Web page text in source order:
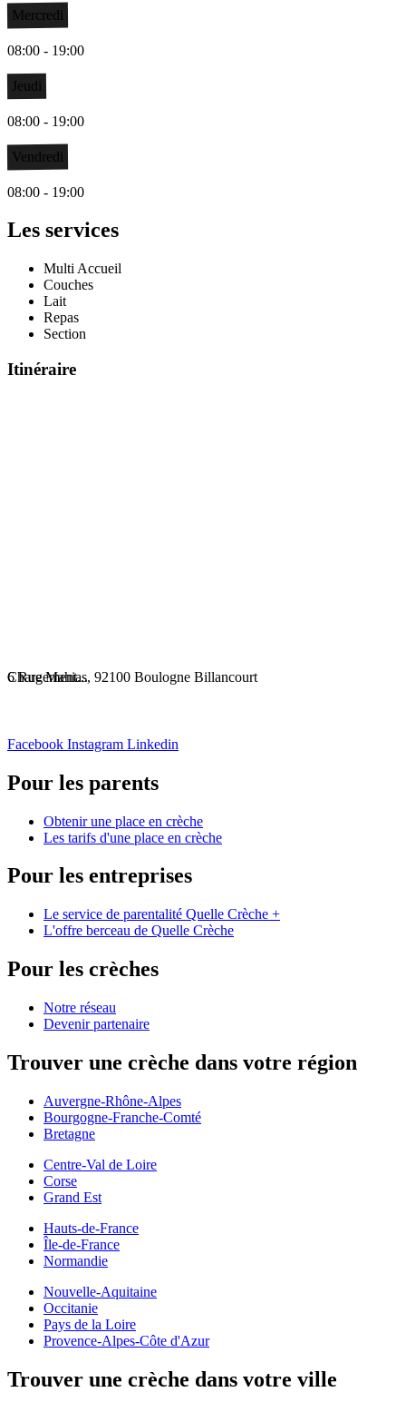
Mercredi
08:00 - 19:00
Jeudi
08:00 - 19:00
Vendredi
08:00 - 19:00
Les services
Multi Accueil
Couches
Lait
Repas
Section
Itinéraire
Chargement...
6 Rue Mahias, 92100 Boulogne Billancourt
Facebook Instagram Linkedin
Pour les parents
Obtenir une place en crèche
Les tarifs d'une place en crèche
Pour les entreprises
Le service de parentalité Quelle Crèche +
L'offre berceau de Quelle Crèche
Pour les crèches
Notre réseau
Devenir partenaire
Trouver une crèche dans votre région
Auvergne-Rhône-Alpes
Bourgogne-Franche-Comté
Bretagne
Centre-Val de Loire
Corse
Grand Est
Hauts-de-France
Île-de-France
Normandie
Nouvelle-Aquitaine
Occitanie
Pays de la Loire
Provence-Alpes-Côte d'Azur
Trouver une crèche dans votre ville